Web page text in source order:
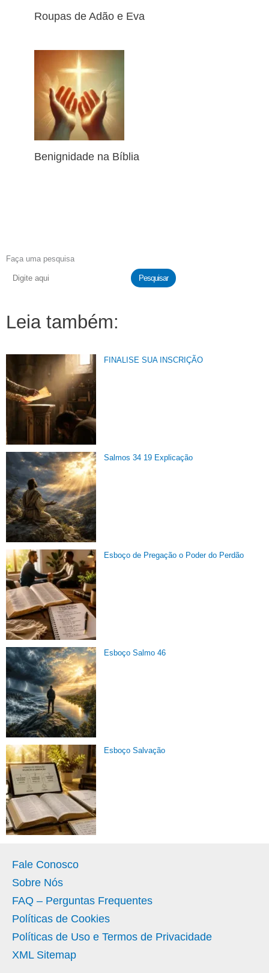
Roupas de Adão e Eva
Benignidade na Bíblia
Faça uma pesquisa
Pesquisar
Leia também:
FINALISE SUA INSCRIÇÃO
Salmos 34 19 Explicação
Esboço de Pregação o Poder do Perdão
Esboço Salmo 46
Esboço Salvação
Fale Conosco
Sobre Nós
FAQ – Perguntas Frequentes
Políticas de Cookies
Políticas de Uso e Termos de Privacidade
XML Sitemap